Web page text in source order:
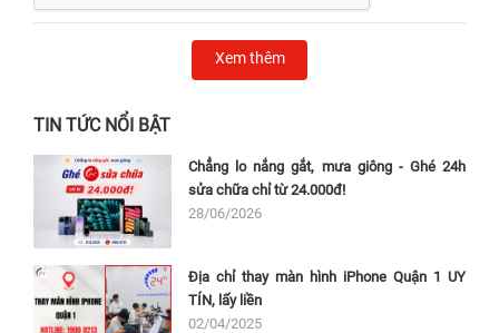
Xem thêm
TIN TỨC NỔI BẬT
Chẳng lo nắng gắt, mưa giông - Ghé 24h
sửa chữa chỉ từ 24.000đ!
28/06/2026
Địa chỉ thay màn hình iPhone Quận 1 UY
TÍN, lấy liền
02/04/2025